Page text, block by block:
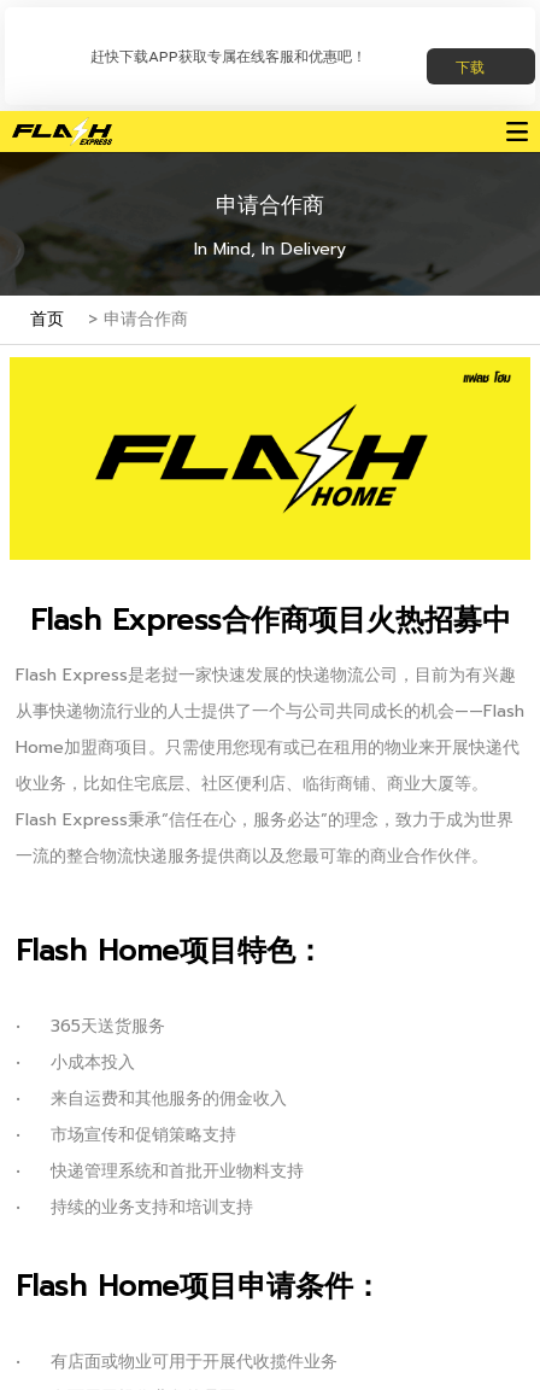
赶快下载APP获取专属在线客服和优惠吧！ 下载
申请合作商
In Mind, In Delivery
首页 > 申请合作商
Flash Express合作商项目火热招募中
Flash Express是老挝一家快速发展的快递物流公司，目前为有兴趣
从事快递物流行业的人士提供了一个与公司共同成长的机会——Flash
Home加盟商项目。只需使用您现有或已在租用的物业来开展快递代
收业务，比如住宅底层、社区便利店、临街商铺、商业大厦等。
Flash Express秉承“信任在心，服务必达”的理念，致力于成为世界
一流的整合物流快递服务提供商以及您最可靠的商业合作伙伴。
Flash Home项目特色：
•
365天送货服务
•
小成本投入
•
来自运费和其他服务的佣金收入
•
市场宣传和促销策略支持
•
快递管理系统和首批开业物料支持
•
持续的业务支持和培训支持
Flash Home项目申请条件：
•
有店面或物业可用于开展代收揽件业务